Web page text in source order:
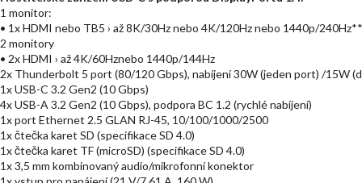
1 monitor:
• 1x HDMI nebo TB5 › až 8K/30Hz nebo 4K/120Hz nebo 1440p/
2 monitory
• 2x HDMI › až 4K/60Hznebo 1440p/144Hz
2x Thunderbolt 5 port (80/120 Gbps), nabíjení 30W (jeden port) /15W
1x USB-C 3.2 Gen2 (10 Gbps)
4x USB-A 3.2 Gen2 (10 Gbps), podpora BC 1.2 (rychlé nabíjení)
1x port Ethernet 2.5 GLAN RJ-45, 10/100/1000/2500
1x čtečka karet SD (specifikace SD 4.0)
1x čtečka karet TF (microSD) (specifikace SD 4.0)
1x 3,5 mm kombinovaný audio/mikrofonní konektor